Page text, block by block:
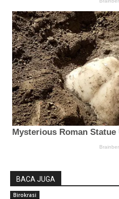
BACA JUGA
Birokrasi